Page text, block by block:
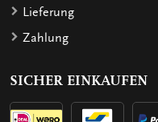
Lieferung
Zahlung
SICHER EINKAUFEN